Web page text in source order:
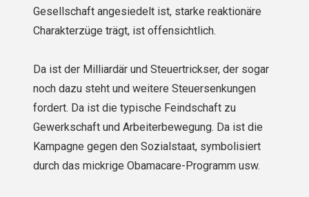
Gesellschaft angesiedelt ist, starke reaktionäre
Charakterzüge trägt, ist offensichtlich.
Da ist der Milliardär und Steuertrickser, der sogar
noch dazu steht und weitere Steuersenkungen
fordert. Da ist die typische Feindschaft zu
Gewerkschaft und Arbeiterbewegung. Da ist die
Kampagne gegen den Sozialstaat, symbolisiert
durch das mickrige Obamacare-Programm usw.